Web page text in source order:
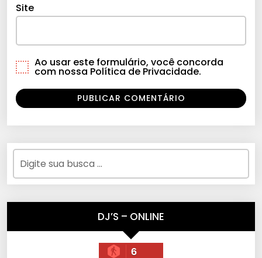
Site
Ao usar este formulário, você concorda
com nossa Política de Privacidade.
DJ’S – ONLINE
6